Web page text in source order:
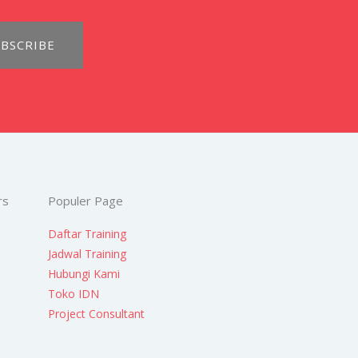
Populer Page
Daftar Training
Jadwal Training
Hubungi Kami
Toko IDN
Project Consultant